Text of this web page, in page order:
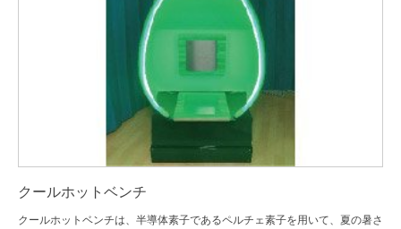
クールホットベンチ
クールホットベンチは、半導体素子であるペルチェ素子を用いて、夏の暑さ